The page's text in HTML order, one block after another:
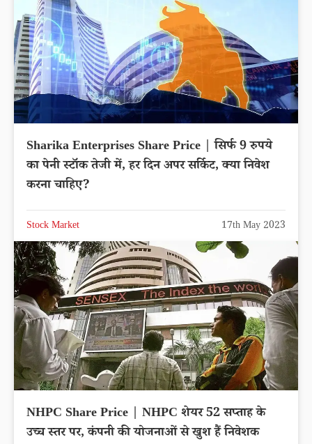
Sharika Enterprises Share Price | सिर्फ 9 रुपये
का पेनी स्टॉक तेजी में, हर दिन अपर सर्किट, क्या निवेश
करना चाहिए?
Stock Market 17th May 2023
NHPC Share Price | NHPC शेयर 52 सप्ताह के
उच्च स्तर पर, कंपनी की योजनाओं से खुश हैं निवेशक